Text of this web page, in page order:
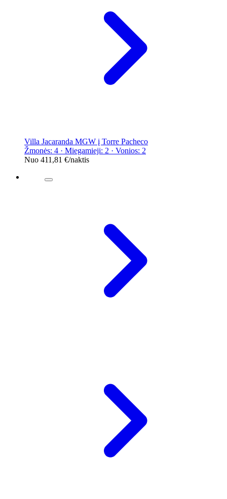
Villa Jacaranda MGW į Torre Pacheco
Žmonės: 4 · Miegamieji: 2 · Vonios: 2
Nuo 411,81 €/naktis